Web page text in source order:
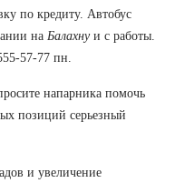
по кредиту. Автобус
на Балахнуи с работы.
57-77 пн.
напарника помочь
позиций серьезный
и увеличение